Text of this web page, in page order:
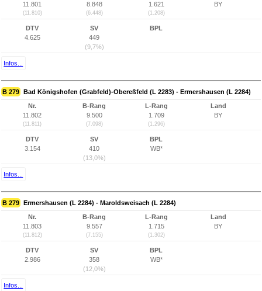
11.801
(11.810)
8.848
(6.448)
1.621
(1.208)
BY
DTV
4.625
SV
449
(9,7%)
BPL
Infos...
B 279 Bad Königshofen (Grabfeld)-Obereßfeld (L 2283) - Ermershausen (L 2284)
Nr.
11.802
(11.811)
B-Rang
9.500
(7.098)
L-Rang
1.709
(1.296)
Land
BY
DTV
3.154
SV
410
(13,0%)
BPL
WB*
Infos...
B 279 Ermershausen (L 2284) - Maroldsweisach (L 2284)
Nr.
11.803
(11.812)
B-Rang
9.557
(7.155)
L-Rang
1.715
(1.302)
Land
BY
DTV
2.986
SV
358
(12,0%)
BPL
WB*
Infos...